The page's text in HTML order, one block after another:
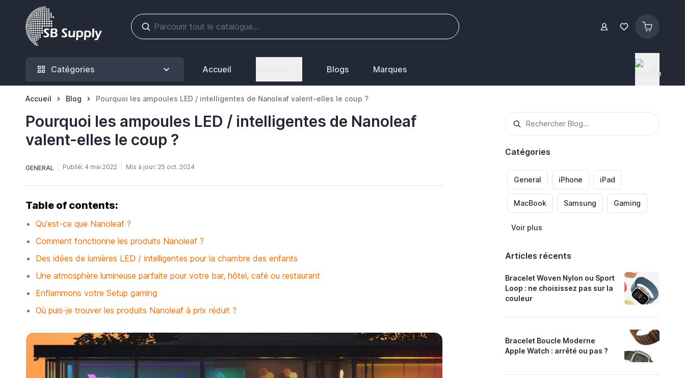
Allez au contenu
Catégories Accueil Blogs Marques
Accueil Blog Pourquoi les ampoules LED / intelligentes de Nanoleaf valent-elles le coup ?
Catégories
General iPhone iPad
MacBook Samsung Gaming
Voir plus
Articles récents
Bracelet Woven Nylon ou Sport
Loop : ne choisissez pas sur la
couleur
Bracelet Boucle Moderne
Apple Watch : arrêté ou pas ?
Pourquoi les ampoules LED / intelligentes de Nanoleaf
valent-elles le coup ?
GENERAL Publié: 4 mai 2022 Mis à jour: 25 oct. 2024
Table of contents:
Qu'est-ce que Nanoleaf ?
Comment fonctionne les produits Nanoleaf ?
Des idées de lumières LED / intelligentes pour la chambre des enfants
Une atmosphère lumineuse parfaite pour votre bar, hôtel, café ou restaurant
Enflammons votre Setup gaming
Où puis-je trouver les produits Nanoleaf à prix réduit ?